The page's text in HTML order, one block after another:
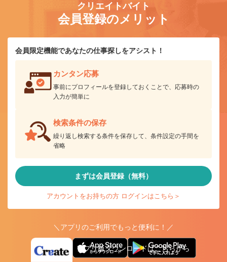
クリエイトバイト
会員登録のメリット
会員限定機能であなたの仕事探しをアシスト！
カンタン応募
事前にプロフィールを登録しておくことで、応募時の
入力が簡単に
検索条件の保存
繰り返し検索する条件を保存して、条件設定の手間を
省略
まずは会員登録（無料）
アカウントをお持ちの方 ログインはこちら＞
＼アプリのご利用でもっと便利に！／
アプリ版ダウンロードはこちらから